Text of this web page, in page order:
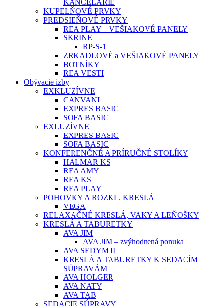
KANCELÁRIE
KUPELŇOVÉ PRVKY
PREDSIEŇOVÉ PRVKY
REA PLAY – VEŠIAKOVÉ PANELY
SKRINE
RP-S-1
ZRKADLOVÉ a VEŠIAKOVÉ PANELY
BOTNÍKY
REA VESTI
Obývacie izby
EXKLUZÍVNE
CANVANI
EXPRES BASIC
SOFA BASIC
EXLUZÍVNE
EXPRES BASIC
SOFA BASIC
KONFERENČNÉ A PRÍRUČNÉ STOLÍKY
HALMAR KS
REA AMY
REA KS
REA PLAY
POHOVKY A ROZKL. KRESLÁ
VEGA
RELAXAČNÉ KRESLÁ, VAKY A LEŇOŠKY
KRESLÁ A TABURETKY
AVA JIM
AVA JIM – zvýhodnená ponuka
AVA SEDYM II
KRESLÁ A TABURETKY K SEDACÍM
SÚPRAVÁM
AVA HOLGER
AVA NATY
AVA TAB
SEDACIE SÚPRAVY